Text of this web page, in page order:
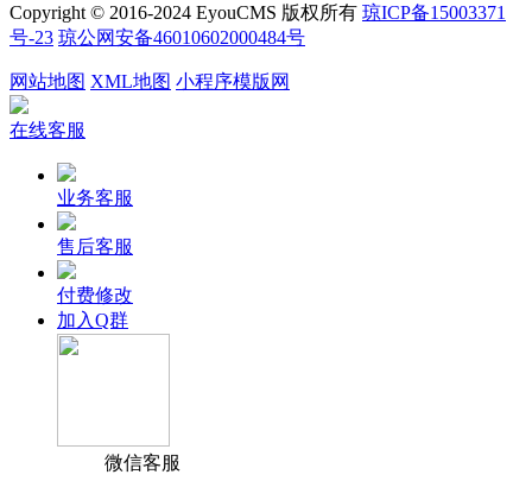
Copyright © 2016-2024 EyouCMS 版权所有 琼ICP备15003371
号-23 琼公网安备46010602000484号
网站地图 XML地图 小程序模版网
在线客服
业务客服
售后客服
付费修改
加入Q群
微信客服